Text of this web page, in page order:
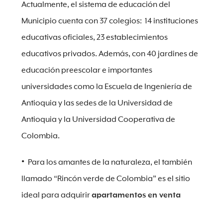
Actualmente, el sistema de educación del
Municipio cuenta con 37 colegios: 14 instituciones
educativas oficiales, 23 establecimientos
educativos privados. Además, con 40 jardines de
educación preescolar e importantes
universidades como la Escuela de Ingeniería de
Antioquia y las sedes de la Universidad de
Antioquia y la Universidad Cooperativa de
Colombia.
Para los amantes de la naturaleza, el también
llamado “Rincón verde de Colombia” es el sitio
ideal para adquirirapartamentos en venta